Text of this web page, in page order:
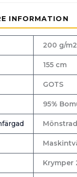
INFORMATION
200 g/m2
155 cm
GOTS
95%
Mönstrad
Krymper